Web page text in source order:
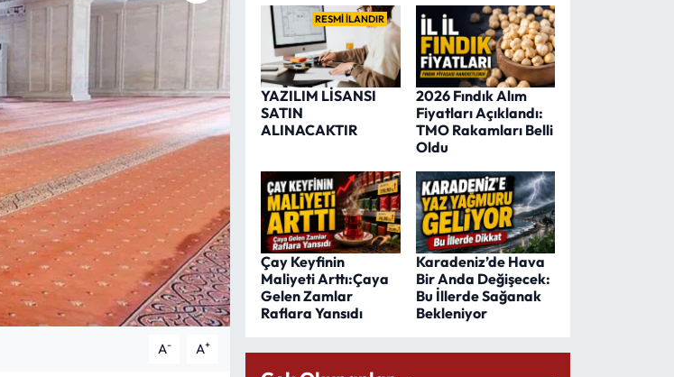
A- A+
RESMİ İLANDIR
YAZILIM LİSANSI
SATIN
ALINACAKTIR
2026 Fındık Alım
Fiyatları Açıklandı:
TMO Rakamları Belli
Oldu
Çay Keyfinin
Maliyeti Arttı:Çaya
Gelen Zamlar
Raflara Yansıdı
Karadeniz’de Hava
Bir Anda Değişecek:
Bu İllerde Sağanak
Bekleniyor